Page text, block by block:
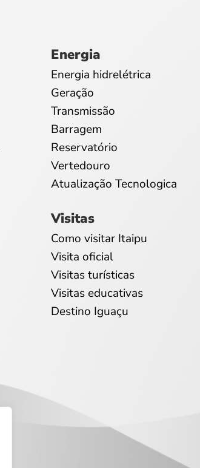
Energia
Energia hidrelétrica
Geração
Transmissão
Barragem
Reservatório
Vertedouro
Atualização Tecnologica
Visitas
Como visitar Itaipu
Visita oficial
Visitas turísticas
Visitas educativas
Destino Iguaçu